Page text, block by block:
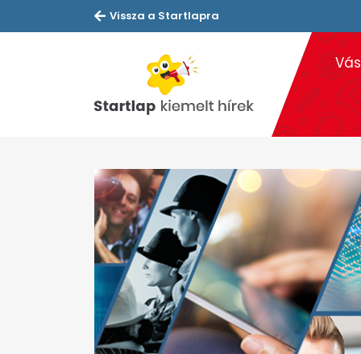
Vissza a Startlapra